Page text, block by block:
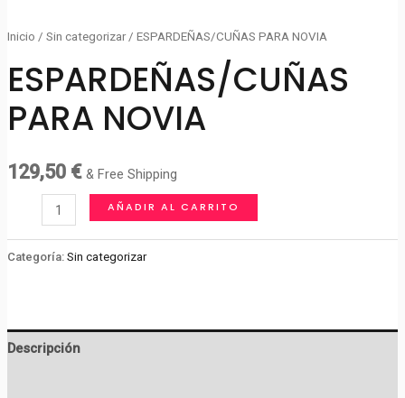
Inicio / Sin categorizar/ ESPARDEÑAS/CUÑAS PARA NOVIA
ESPARDEÑAS/CUÑAS
PARA NOVIA
129,50 € & Free Shipping
ESPARDEÑAS/CUÑAS
NOVIA
AÑADIR AL CARRITO
Categoría: Sin categorizar
Descripción